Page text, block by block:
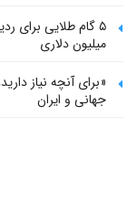
۵ گام طلایی برای
میلیون دلاری
«برای آنچه نیاز
جهانی و ایران